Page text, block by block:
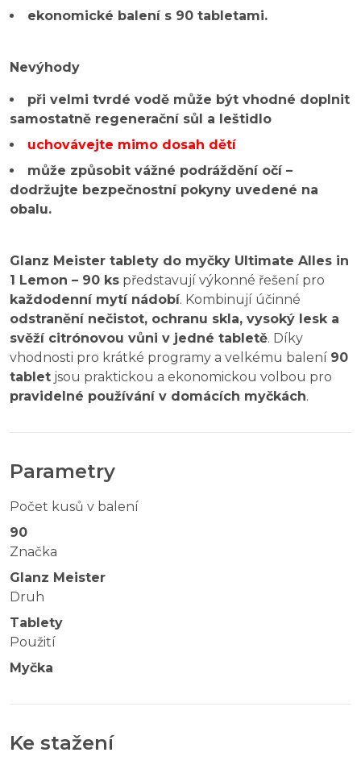
ekonomické balení s 90 tabletami.
Nevýhody
při velmi tvrdé vodě může být vhodné doplnit
samostatně regenerační sůl a leštidlo
uchovávejte mimo dosah dětí
může způsobit vážné podráždění očí –
dodržujte bezpečnostní pokyny uvedené na
obalu.
Glanz Meister tablety do myčky Ultimate Alles in
1 Lemon – 90 ks představují výkonné řešení pro
každodenní mytí nádobí. Kombinují účinné
odstranění nečistot, ochranu skla, vysoký lesk a
svěží citrónovou vůni v jedné tabletě. Díky
vhodnosti pro krátké programy a velkému balení 90
tablet jsou praktickou a ekonomickou volbou pro
pravidelné používání v domácích myčkách.
Parametry
Počet kusů v balení
90
Značka
Glanz Meister
Druh
Tablety
Použití
Myčka
Ke stažení